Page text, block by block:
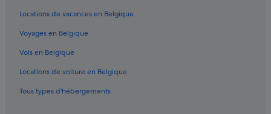
Paris : Appart’hôtels
Le Marais : hôtels
Paris : hôtels Elegancia
Institut du monde arabe : hôtels à proximité
Locations de vacances en Belgique
Voyages en Belgique
Vols en Belgique
Locations de voiture en Belgique
Tous types d'hébergements